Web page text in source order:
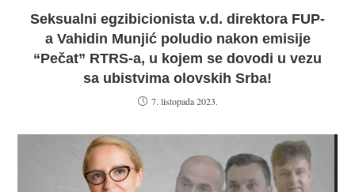
Seksualni egzibicionista v.d. direktora FUP-
a Vahidin Munjić poludio nakon emisije
“Pečat” RTRS-a, u kojem se dovodi u vezu
sa ubistvima olovskih Srba!
7. listopada 2023.